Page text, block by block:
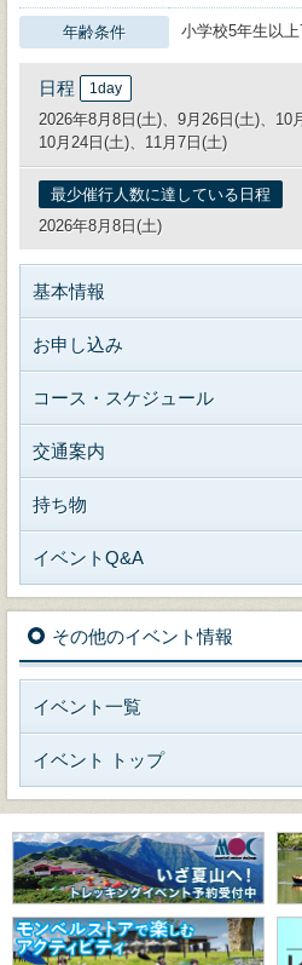
年齢条件 小学校5年生以
日程 1day
2026年8月8日(土)、9月26日(土)、10
10月24日(土)、11月7日(土)
最少催行人数に達している日程
2026年8月8日(土)
基本情報
お申し込み
コース・スケジュール
交通案内
持ち物
イベントQ&A
その他のイベント情報
イベント一覧
イベント トップ